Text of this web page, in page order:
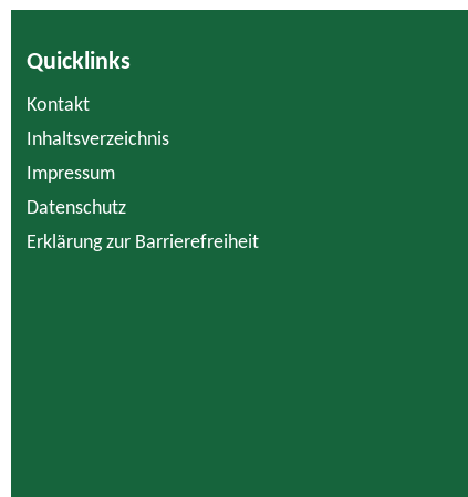
Quicklinks
Kontakt
Inhaltsverzeichnis
Impressum
Datenschutz
Erklärung zur Barrierefreiheit